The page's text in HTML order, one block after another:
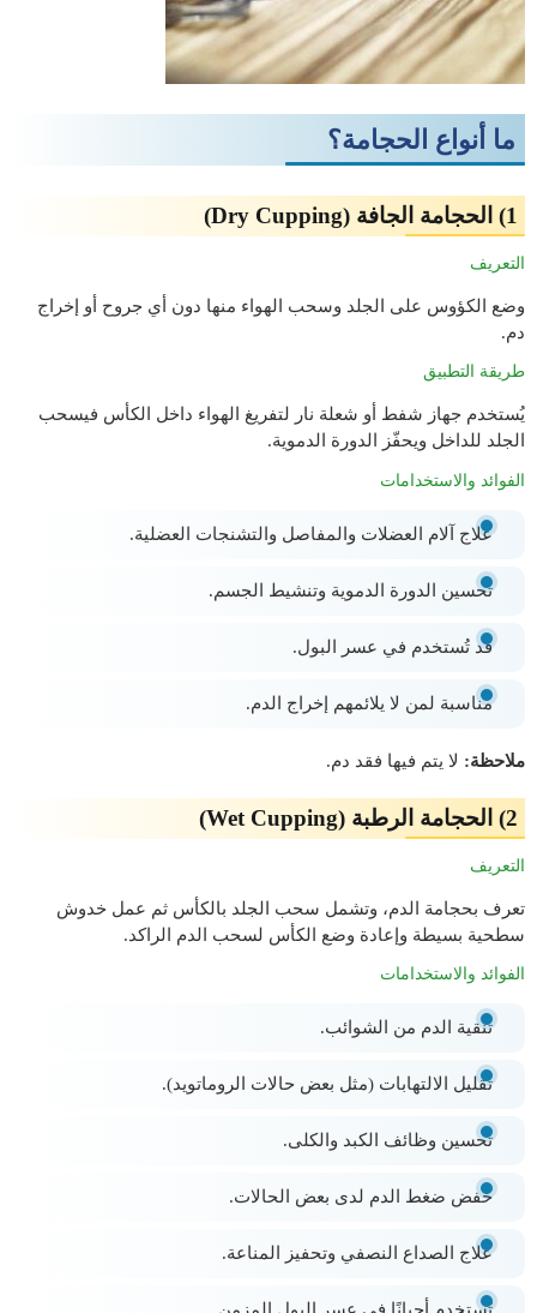
ما أنواع الحجامة؟
1) الحجامة الجافة (Dry Cupping)
التعريف
وضع الكؤوس على الجلد وسحب الهواء منها دون أي جروح أو إخراج
دم.
طريقة التطبيق
يُستخدم جهاز شفط أو شعلة نار لتفريغ الهواء داخل الكأس فيسحب
الجلد للداخل ويحفّز الدورة الدموية.
الفوائد والاستخدامات
علاج آلام العضلات والمفاصل والتشنجات العضلية.
تحسين الدورة الدموية وتنشيط الجسم.
قد تُستخدم في عسر البول.
مناسبة لمن لا يلائمهم إخراج الدم.
ملاحظة: لا يتم فيها فقد دم.
2) الحجامة الرطبة (Wet Cupping)
التعريف
تعرف بحجامة الدم، وتشمل سحب الجلد بالكأس ثم عمل خدوش
سطحية بسيطة وإعادة وضع الكأس لسحب الدم الراكد.
الفوائد والاستخدامات
تنقية الدم من الشوائب.
تقليل الالتهابات (مثل بعض حالات الروماتويد).
تحسين وظائف الكبد والكلى.
خفض ضغط الدم لدى بعض الحالات.
علاج الصداع النصفي وتحفيز المناعة.